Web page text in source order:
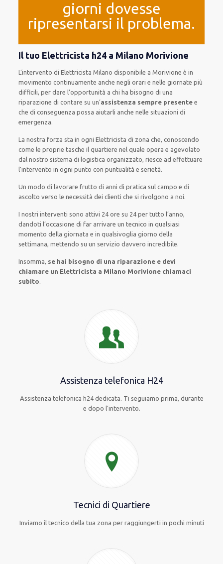
giorni dovesse
ripresentarsi il problema.
Il tuo Elettricista h24 a Milano Morivione
L’intervento di Elettricista Milanodisponibile a Morivione èin
movimento continuamente anchenegli orari e nelle giornate più
difficili, perdare l’opportunità a chi ha bisogno di una
riparazione dicontare su un’assistenza sempre presente e
chedi conseguenza possa aiutarli anchenelle situazioni di
emergenza.
La nostra forza sta in ogni Elettricista di zona che, conoscendo
come le proprie tasche il quartiere nel quale opera e agevolato
dal nostro sistema di logistica organizzato, riesce ad effettuare
l’intervento in ogni punto con puntualità e serietà.
Un modo di lavorare frutto di anni di pratica sul campo e di
ascolto verso le necessitàdei clienti che si rivolgono a noi.
I nostri interventi sono attivi 24 ore su 24pertutto l’anno,
dandoti l’occasione di far arrivare untecnico inqualsiasi
momento della giornata e inqualsivoglia giorno della
settimana, mettendo su un serviziodavvero incredibile.
Insomma, se hai bisogno di una riparazione e devi
chiamare un Elettricista a Milano Morivione chiamaci
subito.
Assistenza telefonica H24
Assistenza telefonica h24 dedicata. Ti seguiamo prima, durante
e dopo l’intervento.
Tecnici di Quartiere
Inviamo il tecnico della tua zona per raggiungerti in pochi minuti